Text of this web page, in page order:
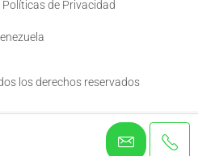
Políticas de Privacidad
los derechos reservados